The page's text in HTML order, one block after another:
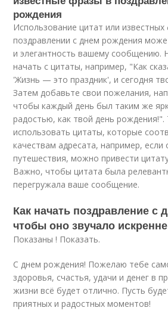
рождения
Использование цитат или известных
поздравлении с днем рождения
и элегантность вашему сообщению.
начать с цитаты, например, "Как
'Жизнь — это праздник', и сегодня
Затем добавьте свои пожелания,
чтобы каждый день был таким же
радостью, как твой день
использовать цитаты, которые
качествам адресата, например, если
путешествия, можно привести
Важно, чтобы цитата была
перегружала ваше сообщение.
Как начать поздравление с
чтобы оно звучало
Показаны ! Показать.
С днем рождения! Пожелаю тебе
здоровья, счастья, удачи и денег в
жизни всё будет отлично. Пусть
приятных и радостных моментов!